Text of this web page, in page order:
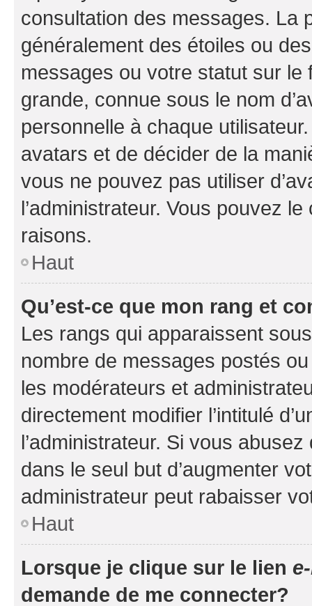
consultation des messages. La
généralement des étoiles ou
messages ou votre statut sur
grande, connue sous le nom
personnelle à chaque utilisateur.
avatars et de décider de la
vous ne pouvez pas utiliser
l’administrateur. Vous pouvez
raisons.
Haut
Qu’est-ce que mon rang et
Les rangs qui apparaissent
nombre de messages postés
les modérateurs et
directement modifier l’intitulé
l’administrateur. Si vous
dans le seul but d’augmenter
administrateur peut rabaisser
Haut
Lorsque je clique sur le lien
demande de me connecter?